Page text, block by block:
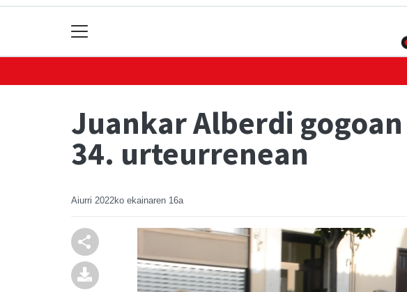
Juankar Alberdi
34. urteurrenean
Aiurri 2022ko ekainaren 16a